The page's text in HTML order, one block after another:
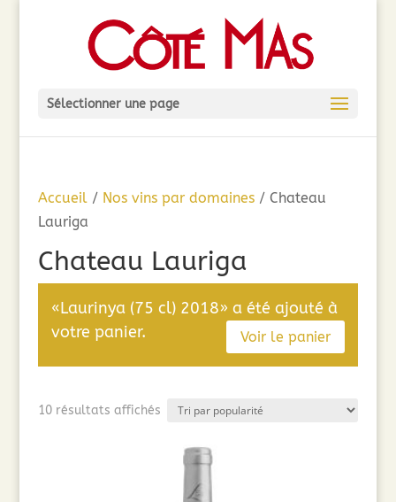
Sélectionner une page
Accueil/ Nos vins par domaines/ Chateau
Lauriga
Chateau Lauriga
«Laurinya (75 cl) 2018» a été ajouté à
votre panier.
Voir le panier
10 résultats affichésTrié
popularité